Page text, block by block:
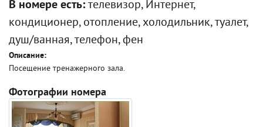
В номере есть: телевизор, Интернет,
кондиционер, отопление, холодильник, туалет,
душ/ванная, телефон, фен
Описание:
Посещение тренажерного зала.
Фотографии номера